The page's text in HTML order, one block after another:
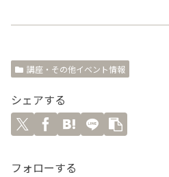
講座・その他イベント情報
シェアする
フォローする